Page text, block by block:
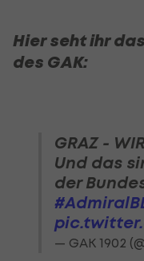
Hier seht ihr
des GAK:
GRAZ -
Und das
der
— GAK 1902